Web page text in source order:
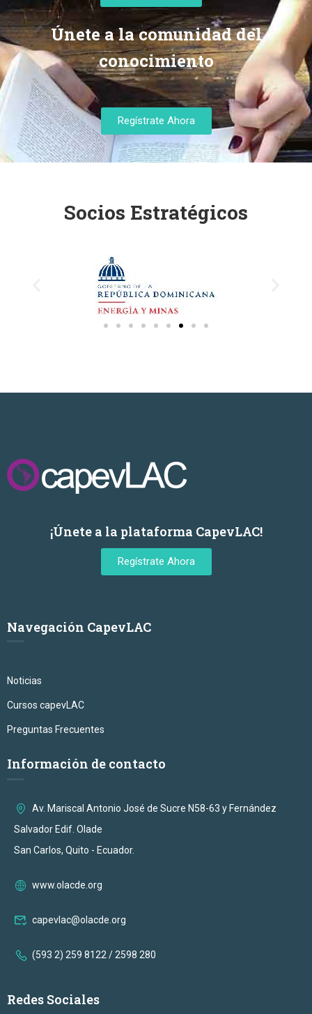
Únete a la comunidad del
conocimiento
Regístrate Ahora
Socios Estratégicos
¡Únete a la plataforma CapevLAC!
Regístrate Ahora
Navegación CapevLAC
Noticias
Cursos capevLAC
Preguntas Frecuentes
Información de contacto
Av. Mariscal Antonio José de Sucre N58-63 y Fernández
Salvador Edif. Olade
San Carlos, Quito - Ecuador.
www.olacde.org
capevlac@olacde.org
(593 2) 259 8122 / 2598 280
Redes Sociales